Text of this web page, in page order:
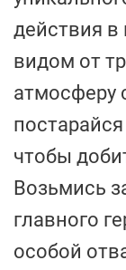
действия в
видом от
атмосферу
чтобы
Возьмись
главного
особой